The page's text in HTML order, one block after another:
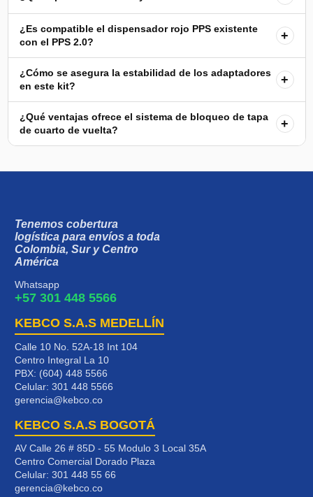
¿Es compatible el dispensador rojo PPS existente
con el PPS 2.0?
+
¿Cómo se asegura la estabilidad de los adaptadores
en este kit?
+
¿Qué ventajas ofrece el sistema de bloqueo de tapa
de cuarto de vuelta?
+
Tenemos cobertura
logística para envíos a toda
Colombia, Sur y Centro
América
Whatsapp
+57 301 448 5566
KEBCO S.A.S MEDELLÍN
Calle 10 No. 52A-18 Int 104
Centro Integral La 10
PBX: (604) 448 5566
Celular: 301 448 5566
gerencia@kebco.co
KEBCO S.A.S BOGOTÁ
AV Calle 26 # 85D - 55 Modulo 3 Local 35A
Centro Comercial Dorado Plaza
Celular: 301 448 55 66
gerencia@kebco.co